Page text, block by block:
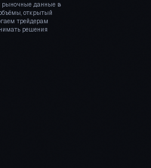
рыночные данные в
открытый
трейдерам
решения